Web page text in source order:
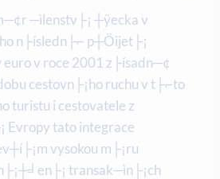
─ìlenstv├¡ ┼ÿecka v
n├ísledn├⌐ p┼Öijet├¡
v roce 2001 z├ísadn─¢
cestovn├¡ho ruchu v t├⌐to
turistu i cestovatele z
Evropy tato integrace
vysokou m├¡ru
transak─ìn├¡ch